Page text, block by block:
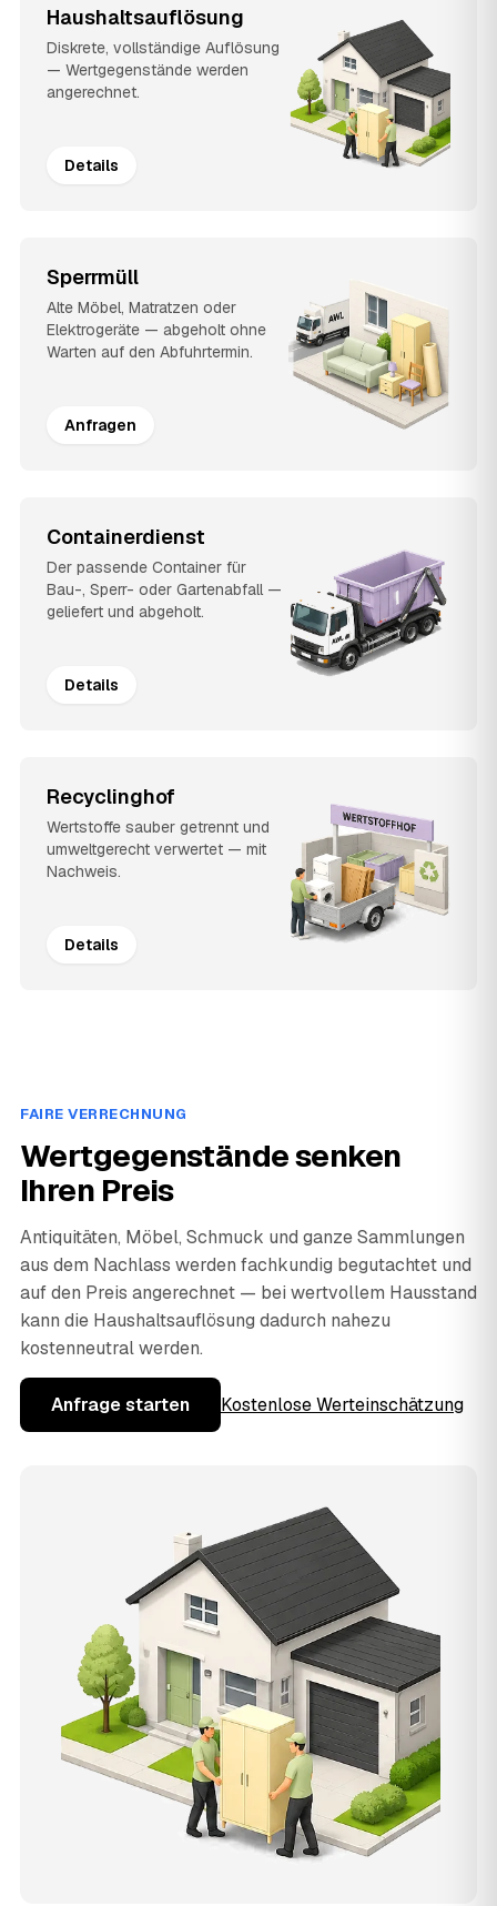
Haushaltsauflösung
Diskrete, vollständige Auflösung
— Wertgegenstände werden
angerechnet.
Details
Sperrmüll
Alte Möbel, Matratzen oder
Elektrogeräte — abgeholt ohne
Warten auf den Abfuhrtermin.
Anfragen
Containerdienst
Der passende Container für
Bau-, Sperr- oder Gartenabfall —
geliefert und abgeholt.
Details
Recyclinghof
Wertstoffe sauber getrennt und
umweltgerecht verwertet — mit
Nachweis.
Details
FAIRE VERRECHNUNG
Wertgegenstände senken
Ihren Preis
Antiquitäten, Möbel, Schmuck und ganze Sammlungen
aus dem Nachlass werden fachkundig begutachtet und
auf den Preis angerechnet — bei wertvollem Hausstand
kann die Haushaltsauflösung dadurch nahezu
kostenneutral werden.
Anfrage starten Kostenlose Werteinschätzung